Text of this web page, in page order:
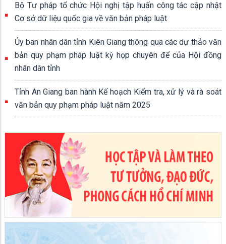
Bộ Tư pháp tổ chức Hội nghị tập huấn công tác cập nhật
Cơ sở dữ liệu quốc gia về văn bản pháp luật
Ủy ban nhân dân tỉnh Kiên Giang thông qua các dự thảo văn
bản quy phạm pháp luật kỳ họp chuyên để của Hội đồng
nhân dân tỉnh
Tỉnh An Giang ban hành Kế hoạch Kiểm tra, xử lý và rà soát
văn bản quy phạm pháp luật năm 2025